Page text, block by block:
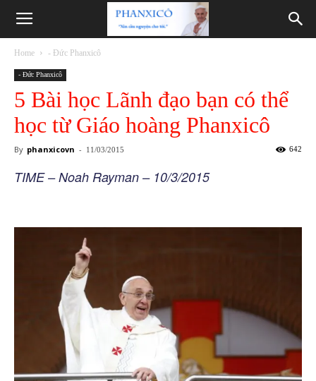
Phanxicô
Home - Đức Phanxicô
- Đức Phanxicô
5 Bài học Lãnh đạo bạn có thể
học từ Giáo hoàng Phanxicô
By phanxicovn - 11/03/2015 642
TIME – Noah Rayman – 10/3/2015